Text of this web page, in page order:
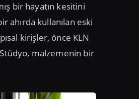
bir hayatın kesitini
ahırda kullanılan eski
kirişler, önce KLN
malzemenin bir